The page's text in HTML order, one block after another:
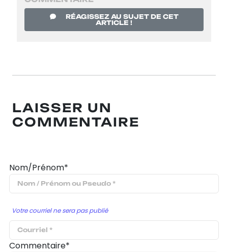
RÉAGISSEZ AU SUJET DE CET
ARTICLE !
LAISSER UN
COMMENTAIRE
Nom/Prénom*
Votre courriel ne sera pas publié
Commentaire*